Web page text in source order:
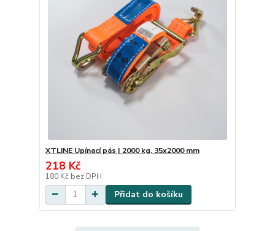
XTLINE Upínací pás | 2000 kg, 35x2000 mm
218 Kč
180 Kč bez DPH
Přidat do košíku